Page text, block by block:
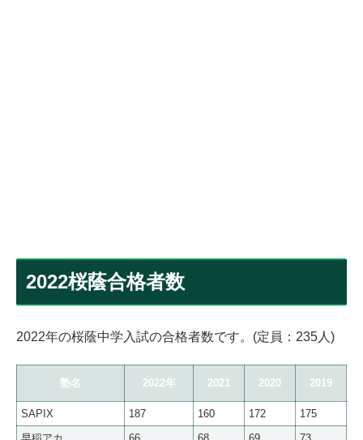
2022桜蔭合格者数
2022年の桜蔭中学入試の合格者数です。(定員：235人)
塾名 2022年 2021 2020 2019
SAPIX 187 160 172
175